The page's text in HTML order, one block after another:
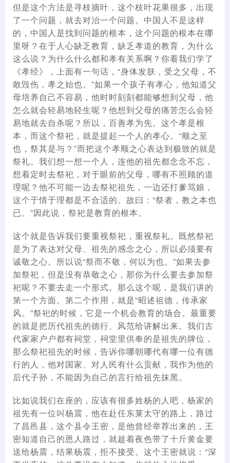
但是这个方法是寻枝摘叶，这个枝叶花果很多，出现
了一个问题，就去对治一个问题。中国人不是这样
的，中国人是找到问题的根本，这个问题的根本在哪
里呀？在于人心缺乏教育，缺乏孝道的教育，为什么
这么说？为什么什么都和孝有关系啊？你看我们学了
《孝经》，上面有一句话，“身体发肤，受之父母，不
敢毁伤，孝之始也。”如果一个孩子有孝心，他知道父
母培养自己不容易，他时时刻刻都能够想到父母，他
怎么就会轻易地轻生呢？他想到父母的痛苦怎么会轻
易地就去自杀呢？所以，百善孝为先。这个孝是根
本，而这个祭祀，就是提起一个人的孝心。“顺之至
也，祭其是与？”而把这个孝顺之心表达到极致的就是
祭礼。我们想一想一个人，连他的祖先都念念不忘，
想着定时去祭祀，对于眼前的父母，哪有不照顾的道
理呢？他不可能一边去祭祀祖先，一边还打爹骂娘，
这个于情于理都是不合适的。故曰：“祭者，教之本也
已。”因此说，祭祀是教育的根本。
这个就是告诉我们要重视祭祀，重视祭礼。既然祭祀
是为了表达对父母、祖先的感念之心，所以必须要有
诚敬之心。所以说“祭而不敬，何以为也。”如果去参
加祭祀，但是没有恭敬之心，那你为什么要去参加祭
祀呢？不要去走一个形式。那么这个呢，是我们讲的
第一个方面。第二个作用，就是“昭述祖德，传承家
风。”祭祀的时候，它是一个机会教育的场合。最重要
的就是把历代祖先的德行、风范给讲解出来。我们古
代家家户户都有祠堂，祠堂里供奉的是祖先的牌位，
那么祭祀祖先的时候，告诉你哪朝哪代有哪一位有德
行的人，他对国家、对人民有什么贡献，我作为他的
后代子孙，不能因为自己的言行给祖先抹黑。
比如说我们在座的，应该有很多姓杨的人吧，杨家的
祖先有一位叫杨震，他在赴任东莱太守的路上，路过
了昌邑县，这个县令王密，是他曾经举荐出来的，王
密知道自己的恩人路过，就趁着夜色带了十斤黄金要
送给杨震，结果杨震，拒不接受。这个王密就说：“深